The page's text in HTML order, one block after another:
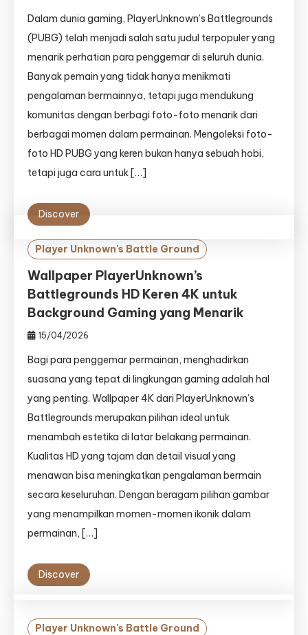
Dalam dunia gaming, PlayerUnknown’s Battlegrounds
(PUBG) telah menjadi salah satu judul terpopuler yang
menarik perhatian para penggemar di seluruh dunia.
Banyak pemain yang tidak hanya menikmati
pengalaman bermainnya, tetapi juga mendukung
komunitas dengan berbagi foto-foto menarik dari
berbagai momen dalam permainan. Mengoleksi foto-
foto HD PUBG yang keren bukan hanya sebuah hobi,
tetapi juga cara untuk […]
Discover
Player Unknown's Battle Ground
Wallpaper PlayerUnknown’s
Battlegrounds HD Keren 4K untuk
Background Gaming yang Menarik
15/04/2026
Bagi para penggemar permainan, menghadirkan
suasana yang tepat di lingkungan gaming adalah hal
yang penting. Wallpaper 4K dari PlayerUnknown’s
Battlegrounds merupakan pilihan ideal untuk
menambah estetika di latar belakang permainan.
Kualitas HD yang tajam dan detail visual yang
menawan bisa meningkatkan pengalaman bermain
secara keseluruhan. Dengan beragam pilihan gambar
yang menampilkan momen-momen ikonik dalam
permainan, […]
Discover
Player Unknown's Battle Ground